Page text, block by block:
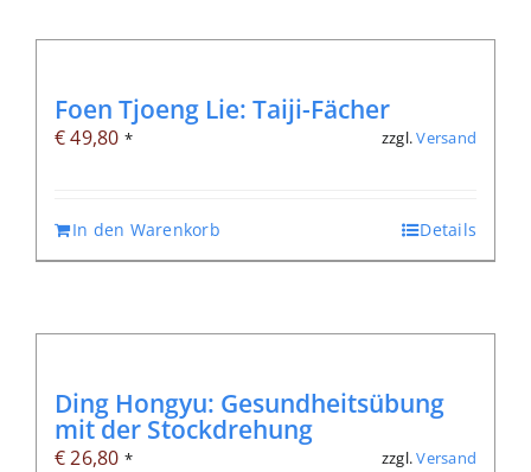
Foen Tjoeng Lie: Taiji-Fächer
€49,80 * zzgl.Versand
In den Warenkorb Details
Ding Hongyu: Gesundheitsübung
mit der Stockdrehung
€26,80 * zzgl.Versand